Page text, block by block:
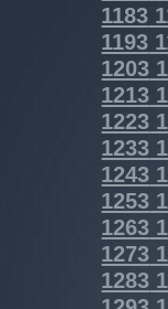
1183
1193
1203
1213
1223
1233
1243
1253
1263
1273
1283